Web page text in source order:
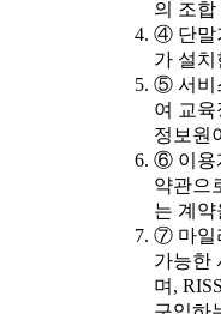
의 조합
④ 단말
가 설치
⑤ 서비
여 교
정보원
⑥ 이용
약관으
는 계
⑦ 마일
가능한
며,